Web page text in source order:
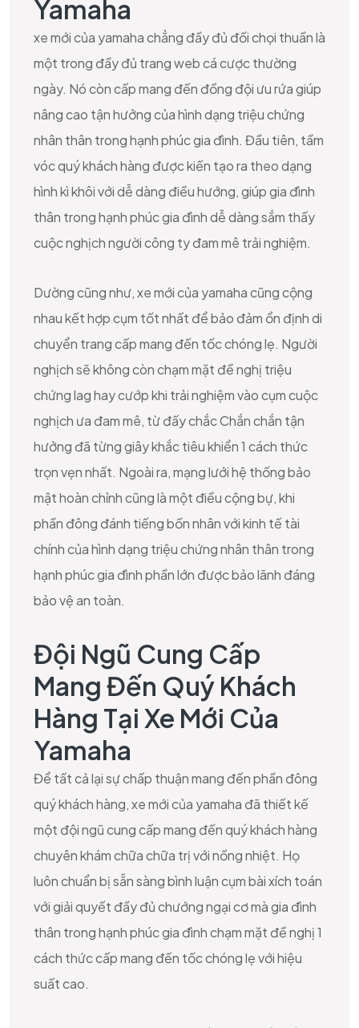
Yamaha
xe mới của yamaha chẳng đầy đủ đối chọi thuần là
một trong đầy đủ trang web cá cược thường
ngày. Nó còn cấp mang đến đồng đội ưu rứa giúp
nâng cao tận hưởng của hình dạng triệu chứng
nhân thân trong hạnh phúc gia đình. Đầu tiên, tầm
vóc quý khách hàng được kiến tạo ra theo dạng
hình kì khôi với dễ dàng điều hướng, giúp gia đình
thân trong hạnh phúc gia đình dễ dàng sắm thấy
cuộc nghịch người công ty đam mê trải nghiệm.
Dường cũng như, xe mới của yamaha cũng cộng
nhau kết hợp cụm tốt nhất để bảo đảm ổn định di
chuyển trang cấp mang đến tốc chóng lẹ. Người
nghịch sẽ không còn chạm mặt đề nghị triệu
chứng lag hay cướp khi trải nghiệm vào cụm cuộc
nghịch ưa đam mê, từ đấy chắc Chắn chắn tận
hưởng đã từng giây khắc tiêu khiển 1 cách thức
trọn vẹn nhất. Ngoài ra, mạng lưới hệ thống bảo
mật hoàn chỉnh cũng là một điều cộng bự, khi
phần đông đánh tiếng bốn nhân với kinh tế tài
chính của hình dạng triệu chứng nhân thân trong
hạnh phúc gia đình phần lớn được bảo lãnh đáng
bảo vệ an toàn.
Đội Ngũ Cung Cấp
Mang Đến Quý Khách
Hàng Tại Xe Mới Của
Yamaha
Để tất cả lại sự chấp thuận mang đến phần đông
quý khách hàng, xe mới của yamaha đã thiết kế
một đội ngũ cung cấp mang đến quý khách hàng
chuyên khám chữa chữa trị với nồng nhiệt. Họ
luôn chuẩn bị sẵn sàng bình luận cụm bài xích toán
với giải quyết đầy đủ chướng ngại cơ mà gia đình
thân trong hạnh phúc gia đình chạm mặt đề nghị 1
cách thức cấp mang đến tốc chóng lẹ với hiệu
suất cao.